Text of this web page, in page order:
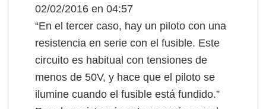
02/02/2016 en 04:57
“En el tercer caso, hay un piloto con una
resistencia en serie con el fusible. Este
circuito es habitual con tensiones de
menos de 50V, y hace que el piloto se
ilumine cuando el fusible está fundido.”